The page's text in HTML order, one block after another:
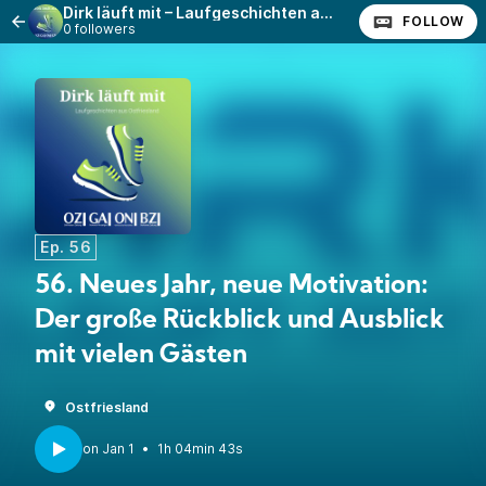
Dirk läuft mit – Laufgeschichten aus Ostfriesland
0 followers FOLLOW
Ep. 56
56. Neues Jahr, neue Motivation:
Der große Rückblick und Ausblick
mit vielen Gästen
Ostfriesland
• 1h 04min 43s